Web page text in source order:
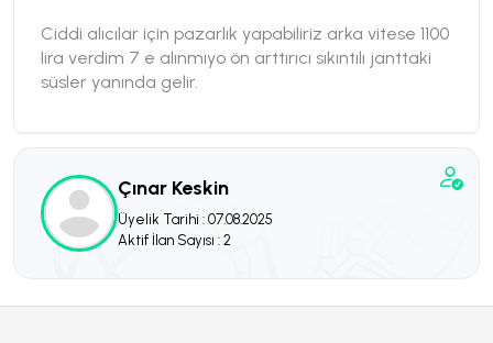
Çınar Keskin
Üyelik Tarihi : 07.08.2025
Aktif İlan Sayısı : 2
Ciddi alıcılar için pazarlık yapabiliriz arka vitese 1100
lira verdim 7 e alınmıyo ön arttırıcı sıkıntılı janttaki
süsler yanında gelir.